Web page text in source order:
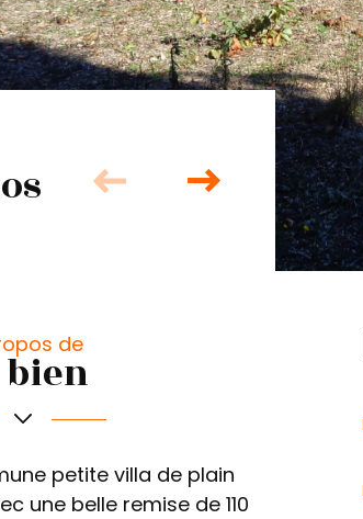
de
bien
petite villa de plain
une belle remise de 110